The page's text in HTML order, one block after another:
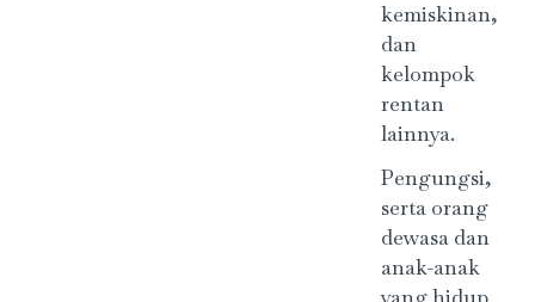
kemiskinan,
dan
kelompok
rentan
lainnya.
Pengungsi,
serta orang
dewasa dan
anak-anak